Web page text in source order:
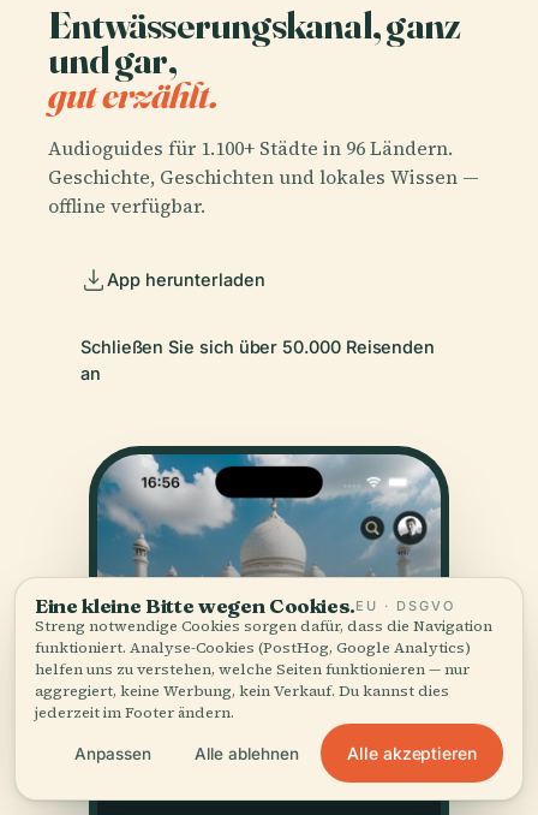
Entwässerungskanal, ganz
und gar,
gut erzählt.
Audioguides für 1.100+ Städte in 96 Ländern.
Geschichte, Geschichten und lokales Wissen —
offline verfügbar.
App herunterladen
Schließen Sie sich über 50.000 Reisenden
an
Eine kleine Bitte wegen Cookies.EU · DSGVO
Streng notwendige Cookies sorgen dafür, dass die Navigation
funktioniert. Analyse-Cookies (PostHog, Google Analytics)
helfen uns zu verstehen, welche Seiten funktionieren — nur
aggregiert, keine Werbung, kein Verkauf. Du kannst dies
jederzeit im Footer ändern.
Anpassen Alle ablehnen Alle akzeptieren